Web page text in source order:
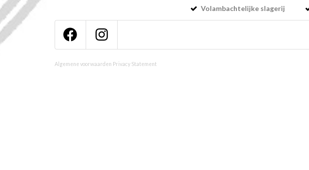
Volambachtelijke slagerij
Algemene voorwaarden Privacy Statement